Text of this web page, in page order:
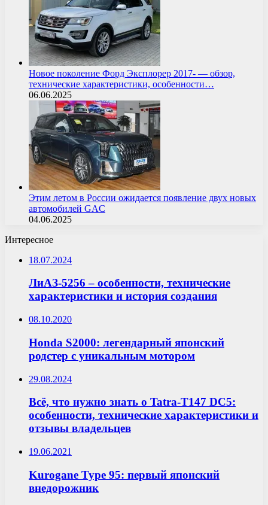
Новое поколение Форд Эксплорер 2017- — обзор,
технические характеристики, особенности…
06.06.2025
Этим летом в России ожидается появление двух новых
автомобилей GAC
04.06.2025
Интересное
18.07.2024
ЛиАЗ-5256 – особенности, технические
характеристики и история создания
08.10.2020
Honda S2000: легендарный японский
родстер с уникальным мотором
29.08.2024
Всё, что нужно знать о Tatra-T147 DC5:
особенности, технические характеристики и
отзывы владельцев
19.06.2021
Kurogane Type 95: первый японский
внедорожник